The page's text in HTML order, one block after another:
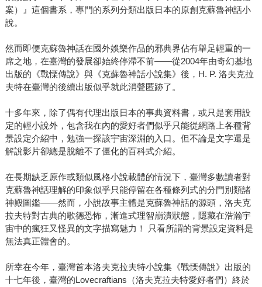
案）』這個書系，專門的系列分類出版日本的原創克蘇魯神話小
說。
然而即便克蘇魯神話在國外娛樂作品的邪典界佔有舉足輕重的一
席之地，在臺灣的發展卻始終停滯不前——從2004年由奇幻基地
出版的《戰慄傳說》與《克蘇魯神話小說集》後，H. P. 洛夫克拉
夫特在臺灣的後續出版似乎就此消聲匿跡了。
十多年來，除了偶有代理出版日本的事典資料書，或只是套用設
定的輕小說外，包含我在內的愛好者們似乎只能從網路上各種背
景設定介紹中，勉強一探該宇宙深淵的入口。但不論是文字還是
解說影片卻總是脫離不了僵化的百科式介紹。
在長期缺乏原作或類似風格小說載體的情況下，臺灣多數讀者對
克蘇魯神話理解的印象似乎只能停留在各種條列式的分門別類諸
神殿圖鑑——然而，小說故事主體是克蘇魯神話的源頭，洛夫克
拉夫特對古典的歌德恐怖，漸進式理智崩潰狀態，隱藏在浩瀚宇
宙中的瘋狂又怪異的文字描寫魅力！ 只看所謂的背景設定資料是
無法真正體會的。
所幸在今年，臺灣首本洛夫克拉夫特小說集《戰慄傳說》出版的
十七年後，臺灣的Lovecraftians（洛夫克拉夫特愛好者們）終於